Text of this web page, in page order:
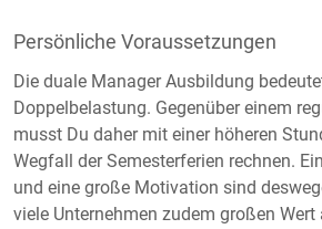
Persönliche Voraussetzungen
Die duale Manager Ausbildung
Doppelbelastung. Gegenüber einem
musst Du daher mit einer höheren
Wegfall der Semesterferien rechnen.
und eine große Motivation sind
viele Unternehmen zudem großen